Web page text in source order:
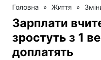
Головна » Життя »
Зарплати
зростуть з 1
доплатять